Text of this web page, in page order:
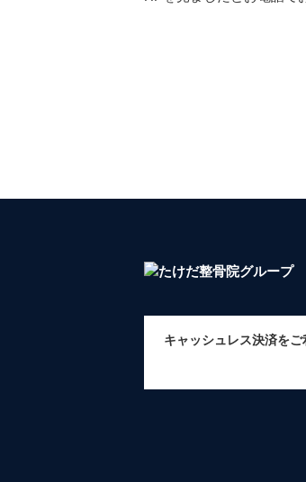
キャッシュレス決済を